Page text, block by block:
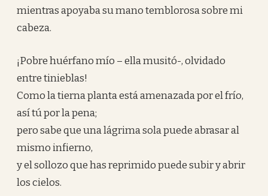
mientras apoyaba su mano temblorosa sobre mi
cabeza.
¡Pobre huérfano mío – ella musitó-, olvidado
entre tinieblas!
Como la tierna planta está amenazada por el frío,
así tú por la pena;
pero sabe que una lágrima sola puede abrasar al
mismo infierno,
y el sollozo que has reprimido puede subir y abrir
los cielos.